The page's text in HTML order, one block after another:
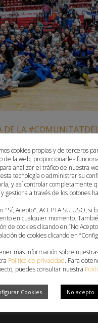
DE LA
MARZO 2025 POR PAU SAIZ
DE CLUBES Y EVENTOS DE
LA COMUNIDAD VALENCIANA
EN CLUBES , FEDERACION
BAJO: BALONMANO MORVEDRE,
,EL PILAR ,ELDA PRESTIGIO
cookies propias y de terceros
de la web, proporcionarles
analizar el tráfico de nuestra
tecnología o administrar su
y así controlar completamente
gestiona a través de los botones
"Sí, Acepto", ACEPTA SU USO, si
en cualquier momento.
de cookies clicando en “No
de cookies clicando en
más información sobre
Política de privacidad. Para
puedes consultar nuestra
Cookies No acepto